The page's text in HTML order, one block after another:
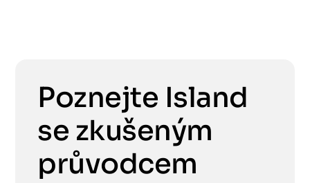
Poznejte Island
se zkušeným
průvodcem